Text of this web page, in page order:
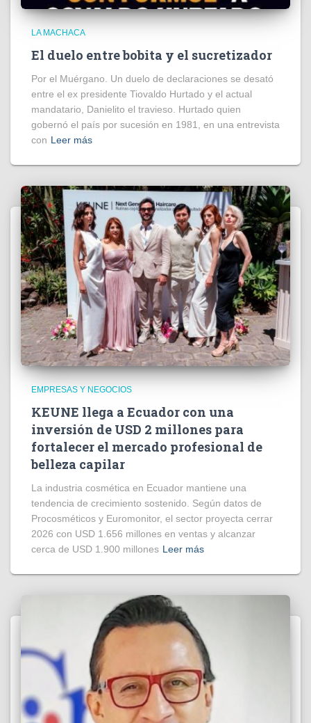
LA MACHACA
El duelo entre bobita y el sucretizador
Por el Muérgano. Un duelo de declaraciones se desató
entre el ex presidente Tiovaldo Hurtado y el actual
mandatario, Danielito el travieso. Hurtado quien
gobernó el país por sucesión en 1981, en una entrevista
con Leer más
EMPRESAS Y NEGOCIOS
KEUNE llega a Ecuador con una
inversión de USD 2 millones para
fortalecer el mercado profesional de
belleza capilar
La industria cosmética en Ecuador mantiene una
tendencia de crecimiento sostenido. Según datos de
Procosméticos y Euromonitor, el sector proyecta cerrar
2026 con USD 1.656 millones en ventas y alcanzar
cerca de USD 1.900 millones Leer más